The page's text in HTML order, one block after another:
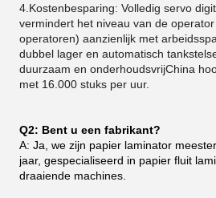
4.Kostenbesparing: Volledig servo
vermindert het niveau van de
operatoren) aanzienlijk met
dubbel lager en automatisch
duurzaam en onderhoudsvrijChina
met 16.000 stuks per uur.
Q2: Bent u een fabrikant?
A: Ja, we zijn papier laminator
jaar, gespecialiseerd in papier fluit
draaiende machines.